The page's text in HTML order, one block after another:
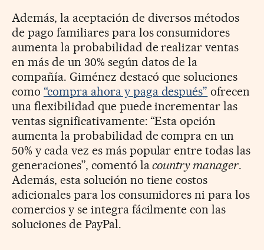
Además, la aceptación de diversos métodos
de pago familiares para los consumidores
aumenta la probabilidad de realizar ventas
en más de un 30% según datos de la
compañía. Giménez destacó que soluciones
como “compra ahora y paga después” ofrecen
una flexibilidad que puede incrementar las
ventas significativamente: “Esta opción
aumenta la probabilidad de compra en un
50% y cada vez es más popular entre todas las
generaciones”, comentó lacountry manager.
Además, esta solución no tiene costos
adicionales para los consumidores ni para los
comercios y se integra fácilmente con las
soluciones de PayPal.